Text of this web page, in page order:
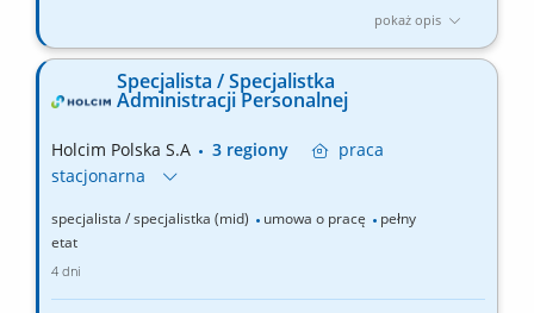
pokaż opis
Zakres obowiązków: Telefoniczna i systemowa obsługa klientów,
przyjmowanie, modyfikacja i anulowanie zamówień. Bieżąca
kontrola realizacji zleceń oraz informowanie klientów o statusie
dostaw, opóźnieniach, reklamacjach i płatnościach. Współpraca
Specjalista / Specjalistka
Administracji Personalnej
Holcim Polska S.A
praca
stacjonarna
specjalista / specjalistka (mid) umowa o pracę
pełny
etat
4 dni